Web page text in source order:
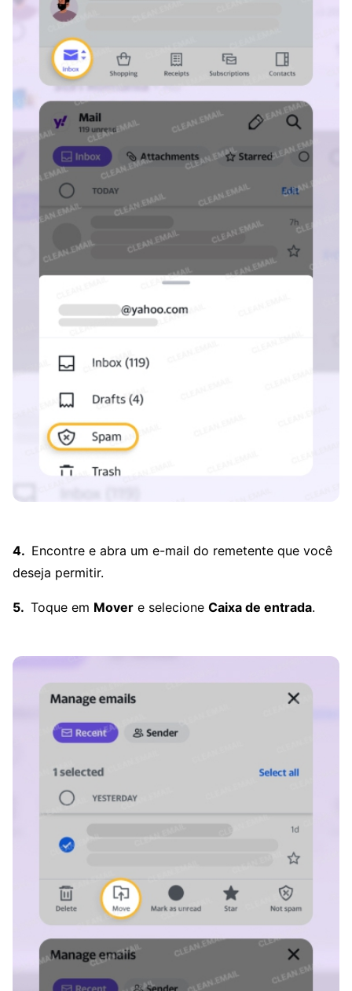
Encontre e abra um e-mail do remetente que você
deseja permitir.
Toque em Mover e selecione Caixa de entrada.